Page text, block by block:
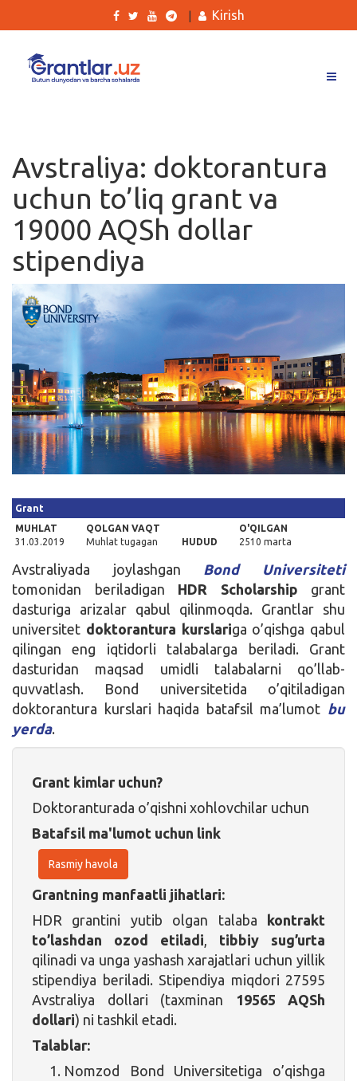
Ishlar
Kurslar
Blog
Yana
Qidirish
Kirish
Kirish
Avstraliya: doktorantura
uchun to’liq grant va
19000 AQSh dollar
stipendiya
Grant
MUHLAT
31.03.2019
QOLGAN VAQT
Muhlat tugagan
HUDUD
O'QILGAN
2510 marta
Avstraliyada joylashgan Bond Universiteti
tomonidan beriladigan HDR Scholarship grant
dasturiga arizalar qabul qilinmoqda. Grantlar shu
universitet doktorantura kurslariga o’qishga qabul
qilingan eng iqtidorli talabalarga beriladi. Grant
dasturidan maqsad umidli talabalarni qo’llab-
quvvatlash. Bond universitetida o’qitiladigan
doktorantura kurslari haqida batafsil ma’lumot bu
yerda.
Grant kimlar uchun?
Doktoranturada o’qishni xohlovchilar uchun
Batafsil ma'lumot uchun link
Rasmiy havola
Grantning manfaatli jihatlari:
HDR grantini yutib olgan talaba kontrakt
to’lashdan ozod etiladi
tibbiy sug’urta
qilinadi va unga yashash xarajatlari uchun yillik
stipendiya beriladi. Stipendiya miqdori 27595
Avstraliya dollari (taxminan
19565 AQSh
dollari) ni tashkil etadi.
Talablar:
Nomzod Bond Universitetiga o’qishga